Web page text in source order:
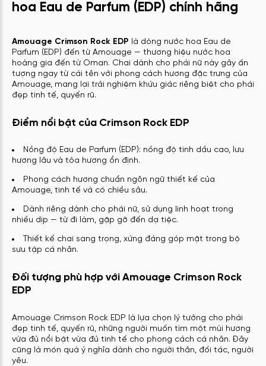
hoa Eau de Parfum (EDP) chính hãng
Amouage Crimson Rock EDP là dòng nước hoa Eau de
Parfum (EDP) đến từ Amouage — thương hiệu nước hoa
hoàng gia đến từ Oman. Chai dành cho phái nữ này gây ấn
tượng ngay từ cái tên với phong cách hương đặc trưng của
Amouage, mang lại trải nghiệm khứu giác riêng biệt cho phái
đẹp tinh tế, quyến rũ.
Điểm nổi bật của Crimson Rock EDP
Nồng độ Eau de Parfum (EDP): nồng độ tinh dầu cao, lưu
hương lâu và tỏa hương ổn định.
Phong cách hương chuẩn ngôn ngữ thiết kế của
Amouage, tinh tế và có chiều sâu.
Dành riêng dành cho phái nữ, sử dụng linh hoạt trong
nhiều dịp — từ đi làm, gặp gỡ đến dạ tiệc.
Thiết kế chai sang trọng, xứng đáng góp mặt trong bộ
sưu tập cá nhân.
Đối tượng phù hợp với Amouage Crimson Rock
EDP
Amouage Crimson Rock EDP là lựa chọn lý tưởng cho phái
đẹp tinh tế, quyến rũ, những người muốn tìm một mùi hương
vừa đủ nổi bật vừa đủ tinh tế cho phong cách cá nhân. Đây
cũng là món quà ý nghĩa dành cho người thân, đối tác, người
yêu.